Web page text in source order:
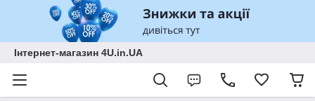
Інтернет-магазин 4U.in.UA